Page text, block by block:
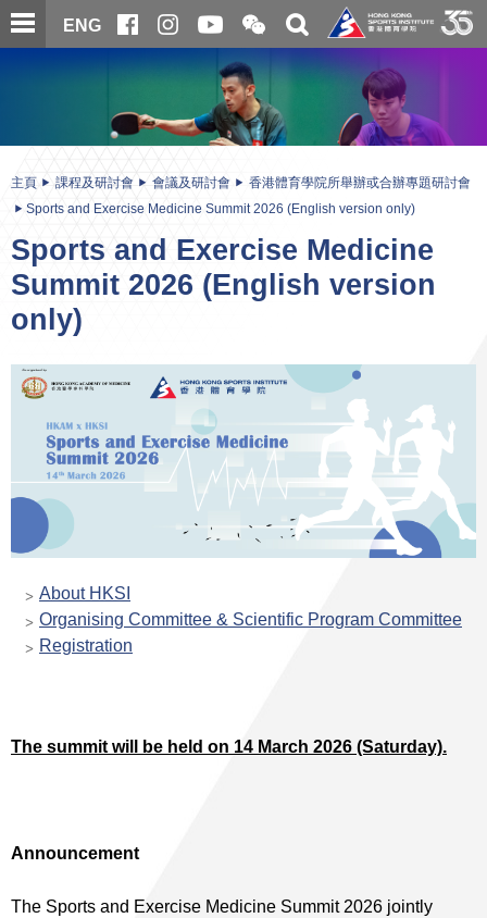
跳
至
ENG
開
合
信
二
維
碼
關
搜
主頁 課程及研討會 會議及研討會
香港體育學院所舉辦或合辦專題研討會
Sports and Exercise Medicine Summit 2026 (English version only)
Sports and Exercise Medicine
Summit 2026 (English version
only)
About HKSI
Organising Committee & Scientific Program Committee
Registration
The summit will be held on 14 March 2026 (Saturday).
Announcement
The Sports and Exercise Medicine Summit 2026 jointly